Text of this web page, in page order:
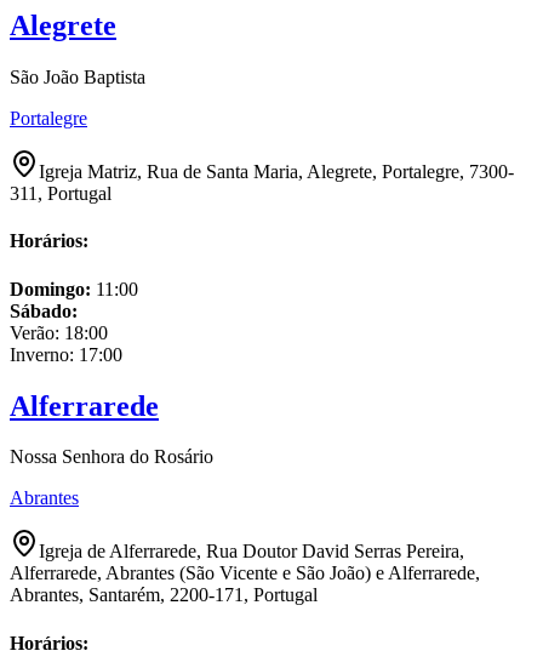
Alegrete
São João Baptista
Portalegre
Igreja Matriz, Rua de Santa Maria, Alegrete, Portalegre, 7300-
311, Portugal
Horários:
Domingo: 11:00
Sábado:
Verão: 18:00
Inverno: 17:00
Alferrarede
Nossa Senhora do Rosário
Abrantes
Igreja de Alferrarede, Rua Doutor David Serras Pereira,
Alferrarede, Abrantes (São Vicente e São João) e Alferrarede,
Abrantes, Santarém, 2200-171, Portugal
Horários: